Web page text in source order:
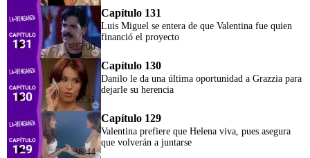
35:00
Capítulo 131
Luis Miguel se entera de que Valentina fue quien
financió el proyecto
36:51
Capítulo 130
Danilo le da una última oportunidad a Grazzia para
dejarle su herencia
38:44
Capítulo 129
Valentina prefiere que Helena viva, pues asegura
que volverán a juntarse